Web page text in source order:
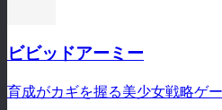
ビビッドアーミー
育成がカギを握る美少女戦略ゲー